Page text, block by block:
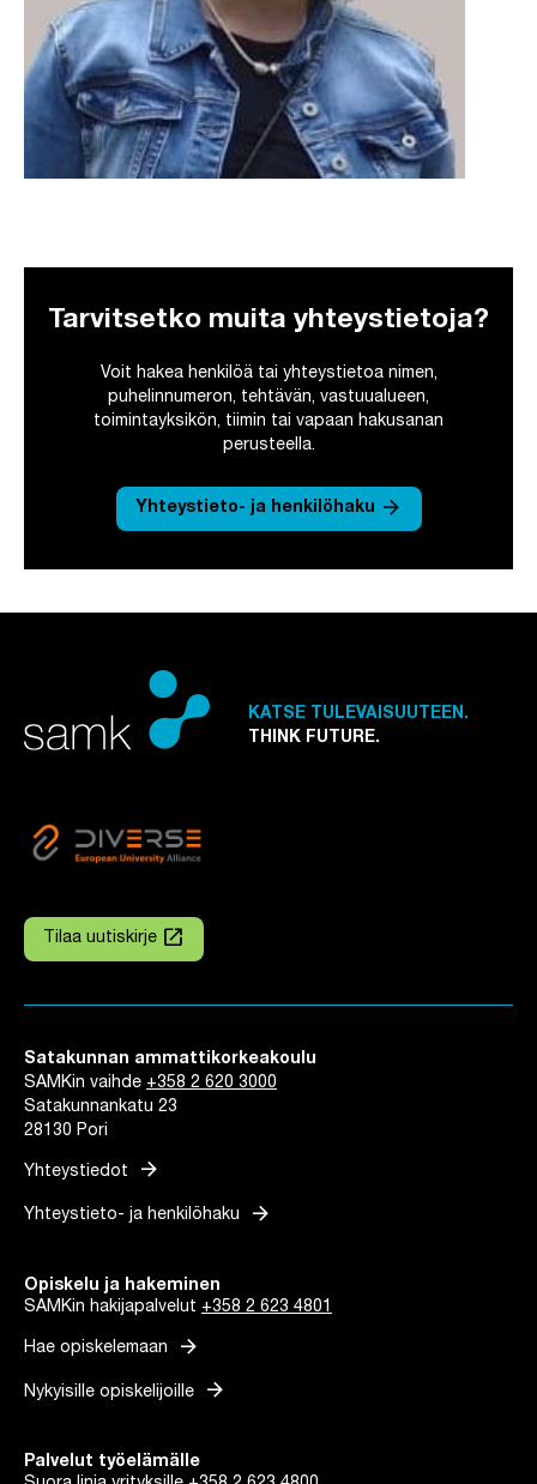
Tarvitsetko muita yhteystietoja?
Voit hakea henkilöä tai yhteystietoa nimen,
puhelinnumeron, tehtävän, vastuualueen,
toimintayksikön, tiimin tai vapaan hakusanan
perusteella.
Yhteystieto- ja henkilöhaku arrow_forward
KATSE TULEVAISUUTEEN.
THINK FUTURE.
Tilaa uutiskirje
Linkki avautuu uuteen välilehteen
launch
Satakunnan ammattikorkeakoulu
SAMKin vaihde +358 2 620 3000
Satakunnankatu 23
28130 Pori
Yhteystiedot arrow_forward
Yhteystieto- ja henkilöhaku arrow_forward
Opiskelu ja hakeminen
SAMKin hakijapalvelut +358 2 623 4801
Hae opiskelemaan arrow_forward
Nykyisille opiskelijoille arrow_forward
Palvelut työelämälle